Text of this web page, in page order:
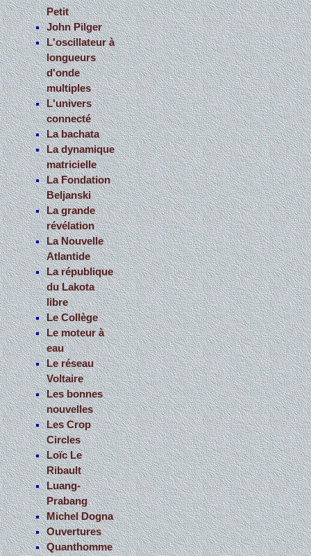
Petit
John Pilger
L'oscillateur à
longueurs
d'onde
multiples
L'univers
connecté
La bachata
La dynamique
matricielle
La Fondation
Beljanski
La grande
révélation
La Nouvelle
Atlantide
La république
du Lakota
libre
Le Collège
Le moteur à
eau
Le réseau
Voltaire
Les bonnes
nouvelles
Les Crop
Circles
Loïc Le
Ribault
Luang-
Prabang
Michel Dogna
Ouvertures
Quanthomme